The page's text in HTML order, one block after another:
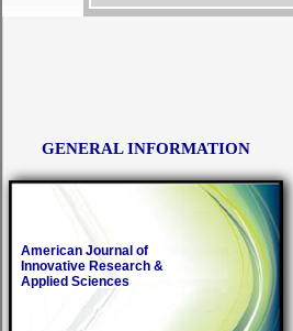
GENERAL INFORMATION
American Journal of
Innovative Research &
Applied Sciences